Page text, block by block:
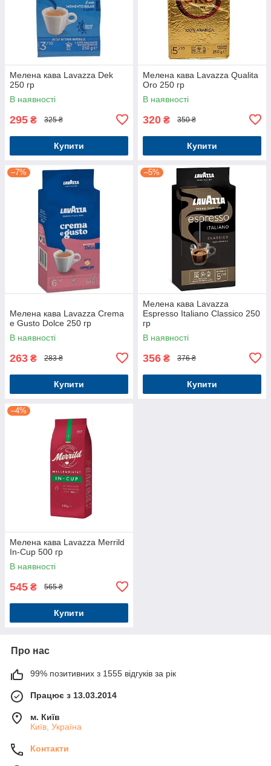
Мелена кава Lavazza Dek
250 гр
В наявності
295 ₴ 325 ₴
Купити
Мелена кава Lavazza Qualita
Oro 250 гр
В наявності
320 ₴ 350 ₴
Купити
–7%
Мелена кава Lavazza Crema
e Gusto Dolce 250 гр
В наявності
263 ₴ 283 ₴
Купити
–5%
Мелена кава Lavazza
Espresso Italiano Classico 250
гр
В наявності
356 ₴ 376 ₴
Купити
–4%
Мелена кава Lavazza Merrild
In-Cup 500 гр
В наявності
545 ₴ 565 ₴
Купити
Про нас
99% позитивних з 1555 відгуків за рік
Працює з 13.03.2014
м. Київ
Київ, Україна
Контакти